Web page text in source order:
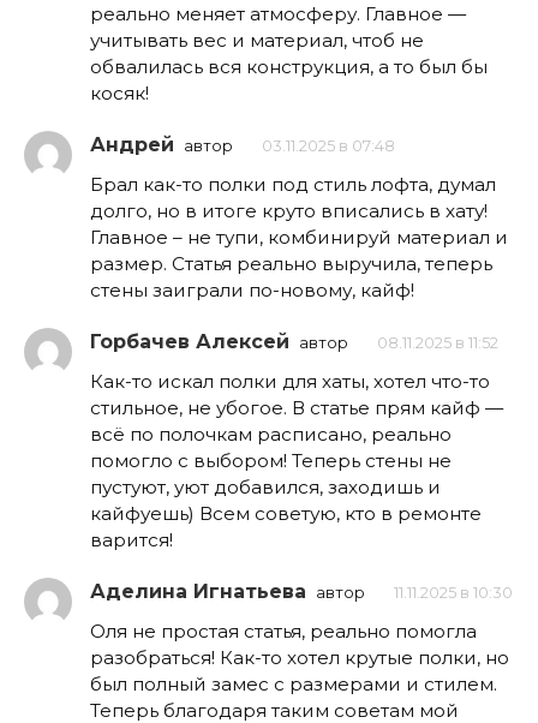
реально меняет атмосферу. Главное —
учитывать вес и материал, чтоб не
обвалилась вся конструкция, а то был бы
косяк!
Андрей автор 03.11.2025 в 07:48
Брал как-то полки под стиль лофта, думал
долго, но в итоге круто вписались в хату!
Главное – не тупи, комбинируй материал и
размер. Статья реально выручила, теперь
стены заиграли по-новому, кайф!
Горбачев Алексей автор 08.11.2025 в 11:52
Как-то искал полки для хаты, хотел что-то
стильное, не убогое. В статье прям кайф —
всё по полочкам расписано, реально
помогло с выбором! Теперь стены не
пустуют, уют добавился, заходишь и
кайфуешь) Всем советую, кто в ремонте
варится!
Аделина Игнатьева автор 11.11.2025 в 10:30
Оля не простая статья, реально помогла
разобраться! Как-то хотел крутые полки, но
был полный замес с размерами и стилем.
Теперь благодаря таким советам мой